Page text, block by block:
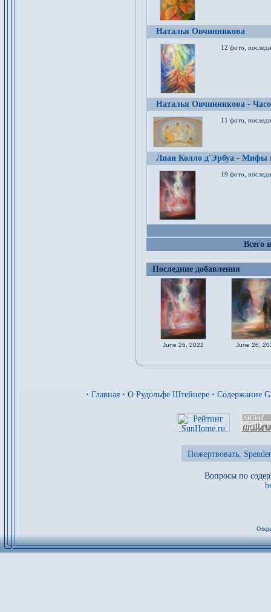
Наталья Овчинникова
12 фото,
Наталья Овчинникова -
11 фото,
Лиан Колло д'Эрбуа - Мифы
19 фото,
Всего
Последние добавления
June 26, 2022 June 26,
· Главная · О Рудольфе Штейнере · Содержание
Пожертвовать,
Вопросы по